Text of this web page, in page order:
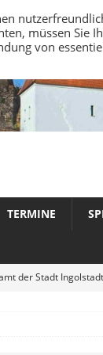
TERMINE
der Stadt Ingolstadt
müssen Sie
von